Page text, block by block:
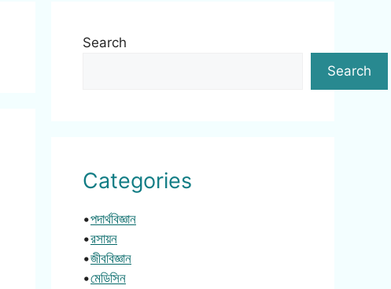
Search
Search
Categories
•পদার্থবিজ্ঞান
•রসায়ন
•জীববিজ্ঞান
•মেডিসিন